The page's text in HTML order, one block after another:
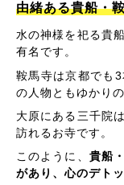
由緒ある貴船・
水の神様を祀る貴
有名です。
鞍馬寺は京都でも
の人物ともゆかり
大原にある三千院
訪れるお寺です。
このように、 貴船
があり、心のデト